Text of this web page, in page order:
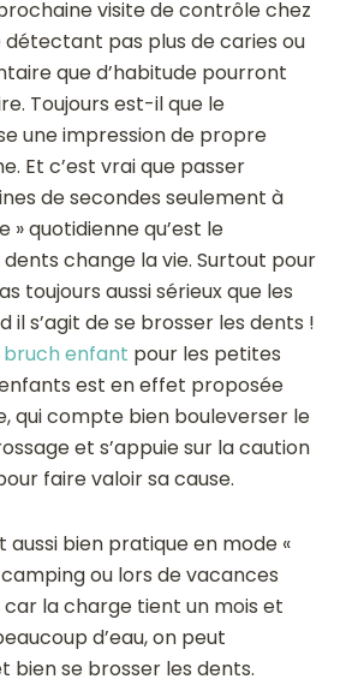
visite de contrôle chez
pas plus de caries ou
que d’habitude pourront
Toujours est-il que le
une impression de propre
Et c’est vrai que passer
de secondes seulement à
» quotidienne qu’est le
change la vie. Surtout pour
toujours aussi sérieux que les
il s’agit de se brosser les dents !
bruch enfant pour les petites
est en effet proposée
qui compte bien bouleverser le
et s’appuie sur la caution
faire valoir sa cause.
aussi bien pratique en mode «
ou lors de vacances
car la charge tient un mois et
d’eau, on peut
bien se brosser les dents.